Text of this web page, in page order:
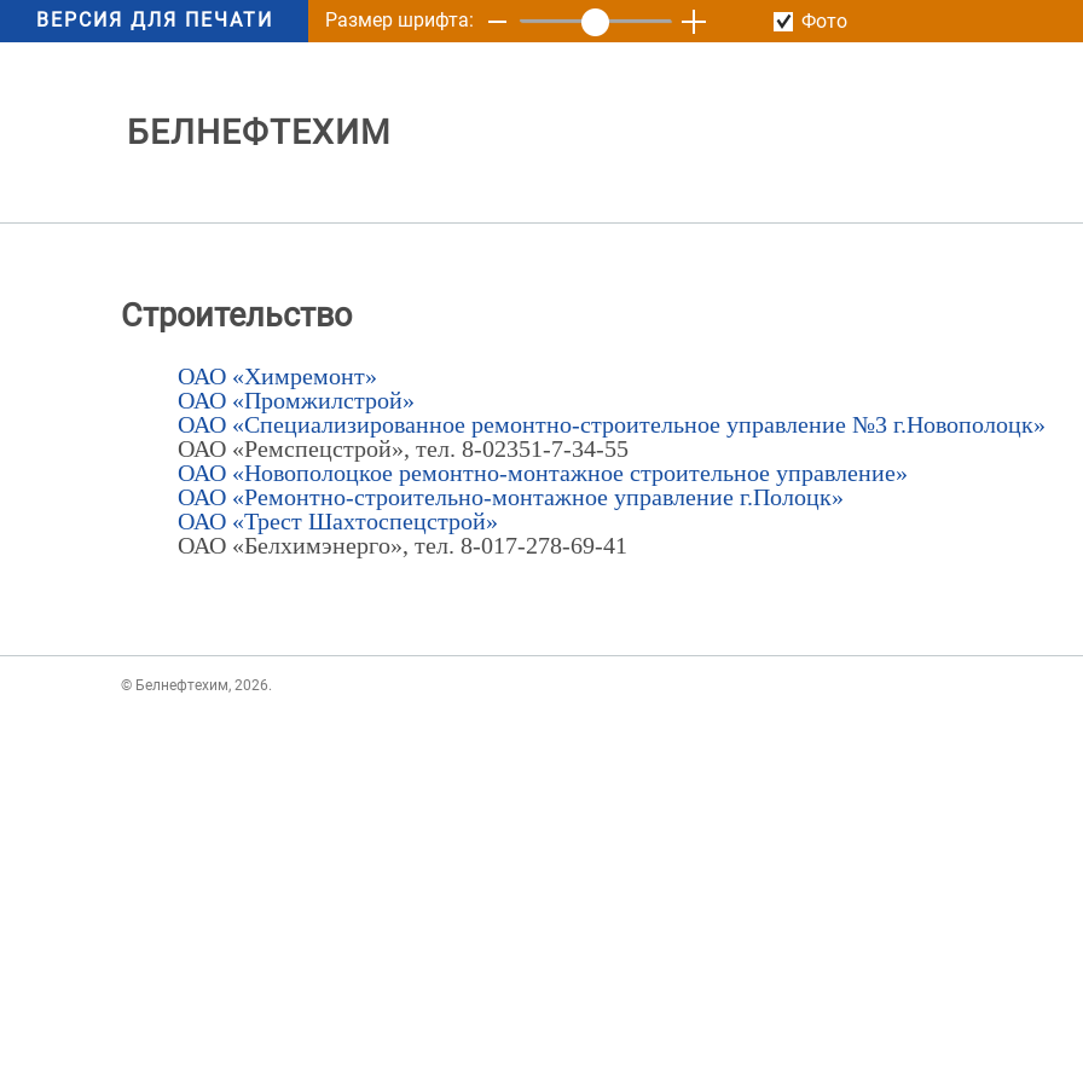
ВЕРСИЯ ДЛЯ ПЕЧАТИ Размер шрифта: Фото
БЕЛНЕФТЕХИМ
Строительство
ОАО «Химремонт»
ОАО «Промжилстрой»
ОАО «Специализированное ремонтно-строительное управление №3 г.Новополоцк»
ОАО «Ремспецстрой», тел. 8-02351-7-34-55
ОАО «Новополоцкое ремонтно-монтажное строительное управление»
ОАО «Ремонтно-строительно-монтажное управление г.Полоцк»
ОАО «Трест Шахтоспецстрой»
ОАО «Белхимэнерго», тел. 8-017-278-69-41
© Белнефтехим, 2026.